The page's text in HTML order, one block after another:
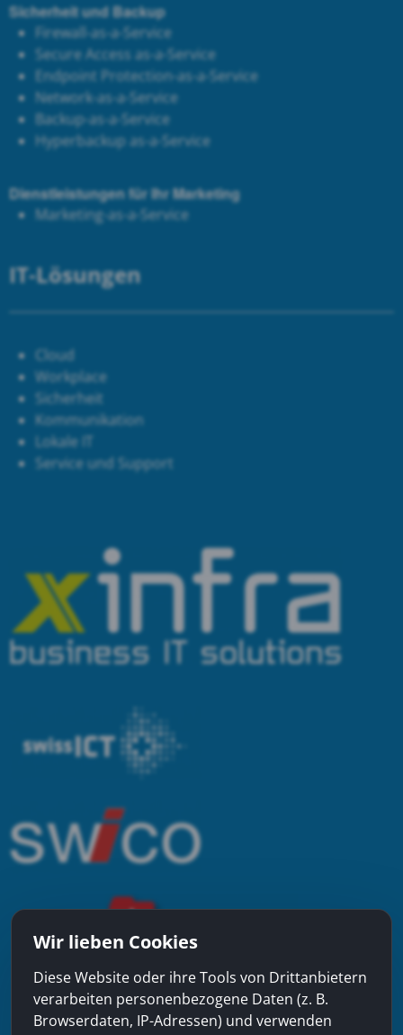
Sicherheit und Backup
Firewall-as-a-Service
Secure Access as-a-Service
Endpoint Protection-as-a-Service
Network-as-a-Service
Backup-as-a-Service
Hyperbackup as-a-Service
Dienstleistungen für Ihr Marketing
Marketing-as-a-Service
IT-Lösungen
Cloud
Workplace
Sicherheit
Kommunikation
Lokale IT
Service und Support
Wir lieben Cookies
Diese Website oder ihre Tools von Drittanbietern
verarbeiten personenbezogene Daten (z. B.
Browserdaten, IP-Adressen) und verwenden